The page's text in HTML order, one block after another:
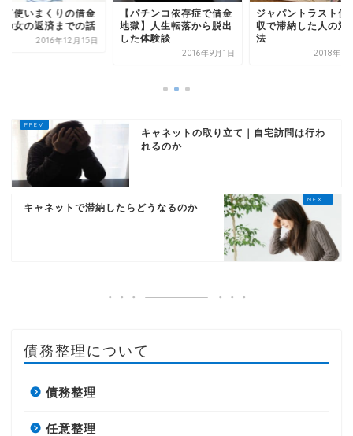
チンコ依存症で借金
】人生転落から脱出
ジャパントラスト債権回
収で滞納した人の対処方
法
2018年7月10日
カード使いまくりの
体質の女の返済まで
キャネットの取り立て｜自宅訪問は行わ
れるのか
キャネットで滞納したらどうなるのか
債務整理について
債務整理
任意整理